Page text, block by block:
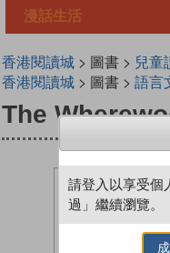
漫話生活
香港閱讀城> 圖書 > 兒童
香港閱讀城> 圖書 > 語言
The
請登入以享受個
過」繼續瀏覽。